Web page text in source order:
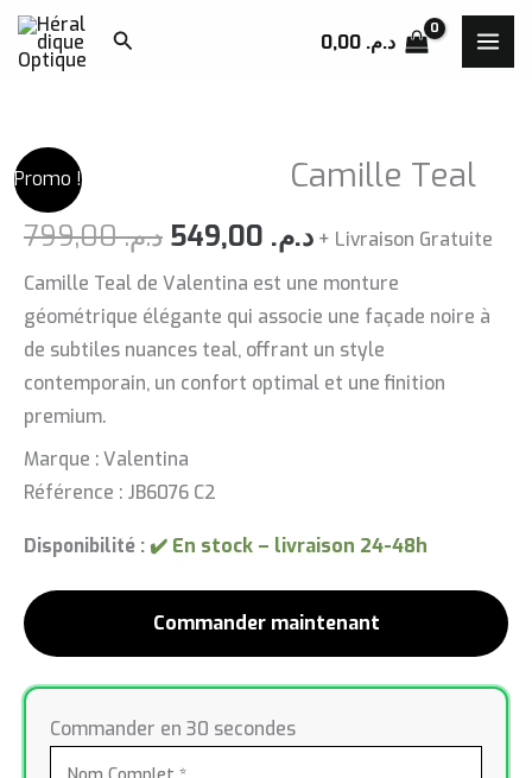
Aller
au
Rechercher د.م.
Promo ! Camille Teal
د.م.799,00
Le
prix
initial
était :
د.م.Le
prix
actuel
est :
+ Livraison Gratuite
Camille Teal de Valentina est une monture
géométrique élégante qui associe une façade noire à
de subtiles nuances teal, offrant un style
contemporain, un confort optimal et une finition
premium.
Marque : Valentina
Référence : JB6076 C2
Disponibilité :
quantité
de
Camille
Teal
Commander maintenant
Commander en 30 secondes